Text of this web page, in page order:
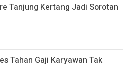
Tanjung Kertang Jadi Sorotan
Tahan Gaji Karyawan Tak